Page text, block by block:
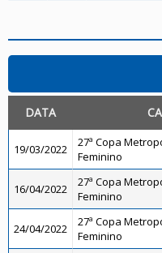
DATA
19/03/2022
27ª Copa
Feminino
16/04/2022
27ª Copa
Feminino
24/04/2022
27ª Copa
Feminino